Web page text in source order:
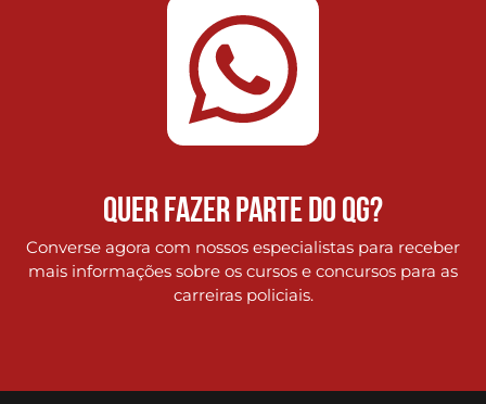
QUER fazer parte do qg?
Converse agora com nossos especialistas para receber
mais informações sobre os cursos e concursos para as
carreiras policiais.